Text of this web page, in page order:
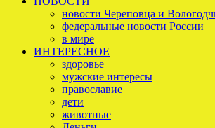
новости Череповца и
федеральные новости России
в мире
ИНТЕРЕСНОЕ
здоровье
мужские интересы
православие
дети
животные